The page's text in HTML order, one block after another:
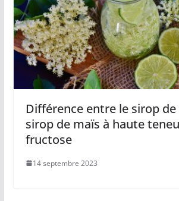
Différence entre le sirop
sirop de maïs à haute
fructose
14 septembre 2023